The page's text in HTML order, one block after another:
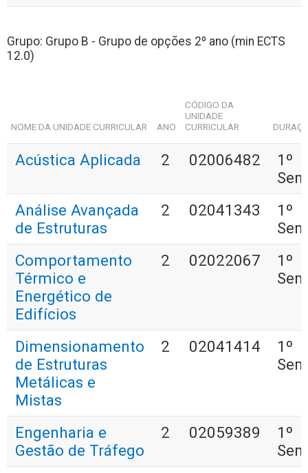
Grupo: Grupo B - Grupo de opções 2º ano (min ECTS
12.0)
NOME DA UNIDADE CURRICULAR ANO
CÓDIGO DA
UNIDADE
CURRICULAR
Acústica Aplicada 2 02006482
1º
Análise Avançada
de Estruturas
2 02041343
1º
Comportamento
Térmico e
Energético de
Edifícios
2 02022067
1º
Dimensionamento
de Estruturas
Metálicas e
Mistas
2 02041414
1º
Engenharia e
Gestão de Tráfego
2 02059389
1º